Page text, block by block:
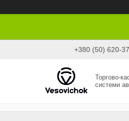
+380 (50) 620-
Торгово-
системи